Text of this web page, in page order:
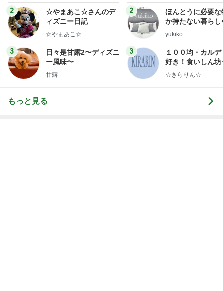
ログ
2
☆やまあこ☆さんのデ
ィズニー日記
☆やまあこ☆
3
日々是甘露2〜ディズニ
ー風味〜
甘露
2
ほんとうに必要な
か持たない暮ら
ep Life Simple◆
yukiko
3
１００均・カルデ
好き！食いしん
らりん☆のブログ
☆きらりん☆
もっと見る